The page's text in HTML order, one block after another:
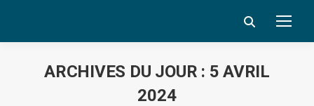
Search:
ARCHIVES DU JOUR : 5 AVRIL
2024